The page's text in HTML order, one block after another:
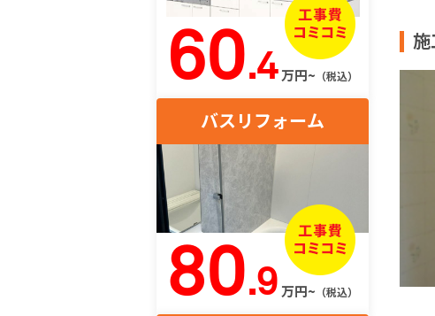
施
60.4万円~ （税込）
バスリフォーム
80.9 万円~ （税込）